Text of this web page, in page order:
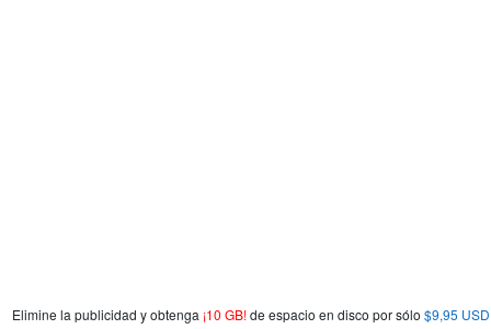
Elimine la publicidad y obtenga ¡10 GB!de espacio en disco por sólo $9,95 USD